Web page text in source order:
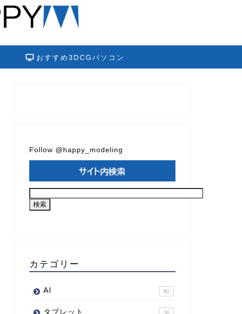
おすすめ3DCGパソコン
Follow @happy_modeling
カテゴリー
AI 80
タブレット 36